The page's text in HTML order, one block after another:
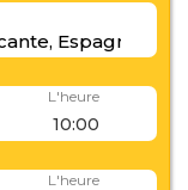
L'heure
L'heure